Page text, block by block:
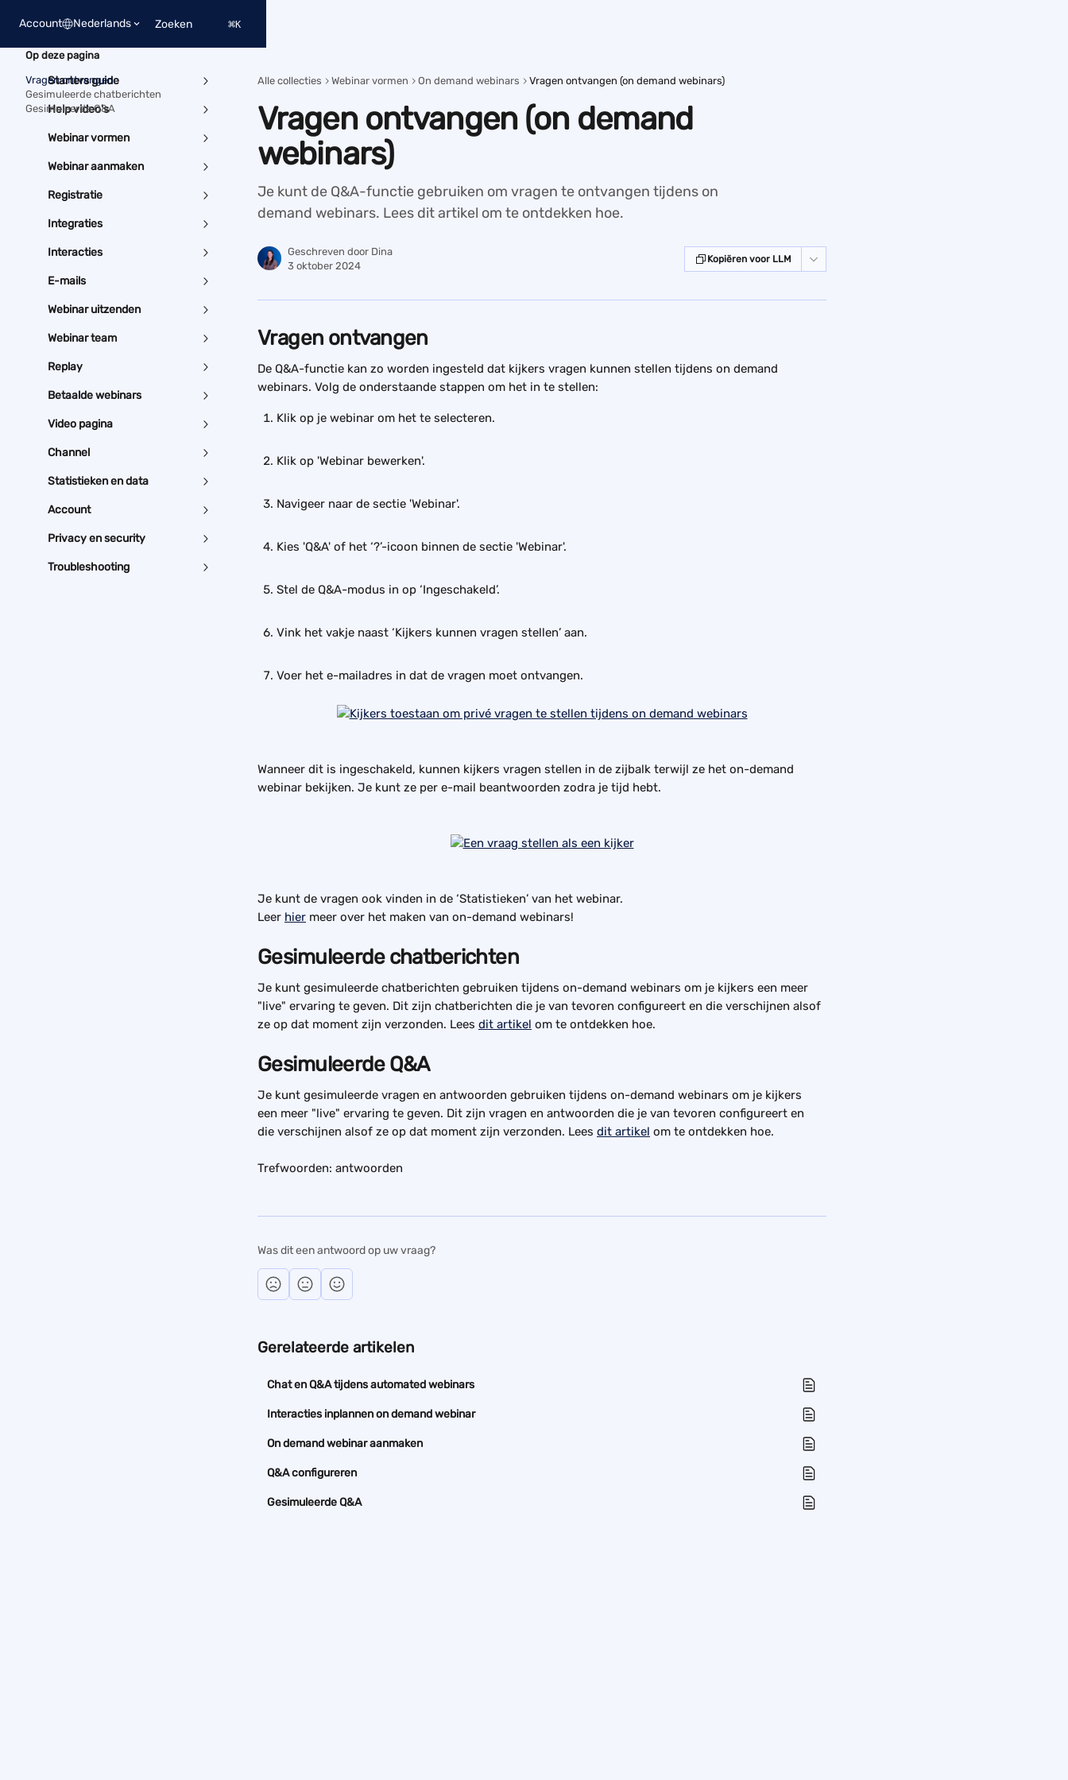
Account Nederlands Zoeken ⌘K
Starters guide
Help video's
Webinar vormen
Webinar aanmaken
Registratie
Integraties
Interacties
E-mails
Webinar uitzenden
Webinar team
Replay
Betaalde webinars
Video pagina
Channel
Statistieken en data
Account
Privacy en security
Troubleshooting
Alle collecties Webinar vormen On demand webinars Vragen ontvangen (on demand webinars)
Vragen ontvangen (on demand
webinars)
Je kunt de Q&A-functie gebruiken om vragen te ontvangen tijdens on
demand webinars. Lees dit artikel om te ontdekken hoe.
Geschreven door Dina
3 oktober 2024
Kopiëren voor LLM
Vragen ontvangen
De Q&A-functie kan zo worden ingesteld dat kijkers vragen kunnen stellen tijdens on demand
webinars. Volg de onderstaande stappen om het in te stellen:
Klik op je webinar om het te selecteren.
Klik op 'Webinar bewerken'.
Navigeer naar de sectie 'Webinar'.
Kies 'Q&A' of het ‘?’-icoon binnen de sectie 'Webinar'.
Stel de Q&A-modus in op ‘Ingeschakeld’.
Vink het vakje naast ‘Kijkers kunnen vragen stellen’ aan.
Voer het e-mailadres in dat de vragen moet ontvangen.
Wanneer dit is ingeschakeld, kunnen kijkers vragen stellen in de zijbalk terwijl ze het on-demand
webinar bekijken. Je kunt ze per e-mail beantwoorden zodra je tijd hebt.
Je kunt de vragen ook vinden in de ‘Statistieken’ van het webinar.
Leer hier meer over het maken van on-demand webinars!
Gesimuleerde chatberichten
Je kunt gesimuleerde chatberichten gebruiken tijdens on-demand webinars om je kijkers een meer
"live" ervaring te geven. Dit zijn chatberichten die je van tevoren configureert en die verschijnen alsof
ze op dat moment zijn verzonden. Lees dit artikel om te ontdekken hoe.
Gesimuleerde Q&A
Je kunt gesimuleerde vragen en antwoorden gebruiken tijdens on-demand webinars om je kijkers
een meer "live" ervaring te geven. Dit zijn vragen en antwoorden die je van tevoren configureert en
die verschijnen alsof ze op dat moment zijn verzonden. Lees dit artikel om te ontdekken hoe.
Trefwoorden: antwoorden
Was dit een antwoord op uw vraag?
Gerelateerde artikelen
Chat en Q&A tijdens automated webinars
Interacties inplannen on demand webinar
On demand webinar aanmaken
Q&A configureren
Gesimuleerde Q&A
Op deze pagina
Vragen ontvangen
Gesimuleerde chatberichten
Gesimuleerde Q&A